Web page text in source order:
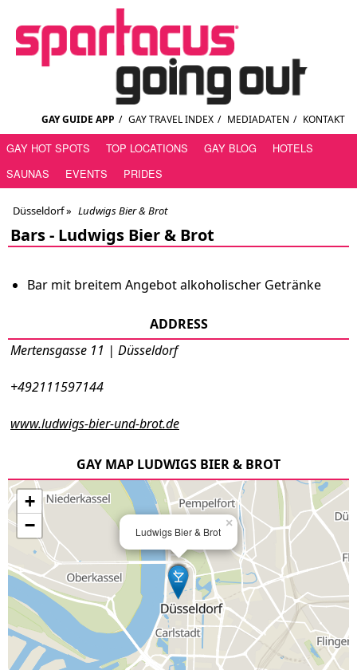
GAY GUIDE APP / GAY TRAVEL INDEX / MEDIADATEN / KONTAKT
GAY HOT SPOTS TOP LOCATIONS GAY BLOG
HOTELS
SAUNAS
EVENTS PRIDES
Düsseldorf» Ludwigs Bier & Brot
Bars - Ludwigs Bier & Brot
Bar mit breitem Angebot alkoholischer Getränke
ADDRESS
Mertensgasse 11 | Düsseldorf
+492111597144
www.ludwigs-bier-und-brot.de
GAY MAP LUDWIGS BIER & BROT
Ludwigs Bier & Brot
×
+
−